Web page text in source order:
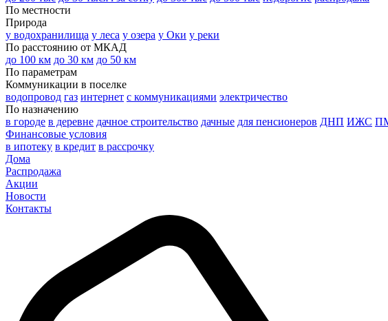
По местности
Природа
у водохранилища у леса у озера у Оки у реки
По расстоянию от МКАД
до 100 км до 30 км до 50 км
По параметрам
Коммуникации в поселке
водопровод газ интернет с коммуникациями электричество
По назначению
в городе в деревне дачное строительство дачные для пенсионеров ДНП ИЖС
Финансовые условия
в ипотеку в кредит в рассрочку
Дома
Распродажа
Акции
Новости
Контакты